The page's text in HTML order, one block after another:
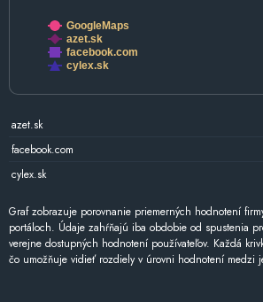
GoogleMaps
azet.sk
facebook.com
cylex.sk
azet.sk
facebook.com
cylex.sk
Graf zobrazuje porovnanie priemerných hodnotení
portáloch. Údaje zahŕňajú iba obdobie od spustenia
verejne dostupných hodnotení používateľov. Každá
čo umožňuje vidieť rozdiely v úrovni hodnotení medzi